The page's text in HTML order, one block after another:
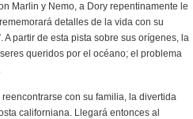
Marlin y Nemo, a Dory repentinamente le
detalles de la vida con su
A partir de esta pista sobre sus orígenes, la
queridos por el océano; el problema
con su familia, la divertida
californiana. Llegará entonces al